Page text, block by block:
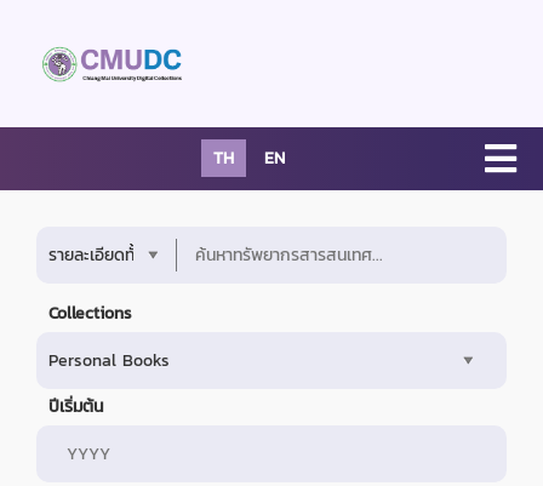
TH EN
Collections
ปีเริ่มต้น